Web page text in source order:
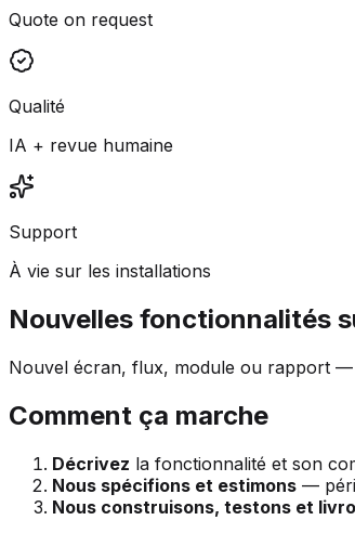
Quote on request
Qualité
IA + revue humaine
Support
À vie sur les installations
Nouvelles fonctionnalités
Nouvel écran, flux, module ou rapport —
Comment ça marche
Décrivez la fonctionnalité et son
Nous spécifions et estimons —
Nous construisons, testons et